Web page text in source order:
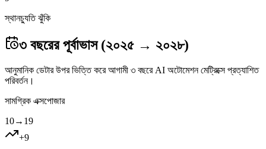
স্থানচ্যুতি ঝুঁকি
৩ বছরের পূর্বাভাস (২০২৫ → ২০২৮)
আনুমানিক ডেটার উপর ভিত্তি করে আগামী ৩ বছরে AI অটোমেশন মেট্রিক্সে প্রত্যাশিত
পরিবর্তন।
সামগ্রিক এক্সপোজার
10→ 19
+9